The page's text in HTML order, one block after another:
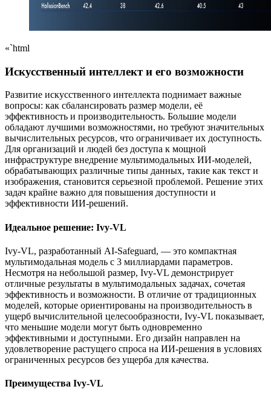
«`html
Искусственный интеллект и его возможности
Развитие искусственного интеллекта поднимает важные
вопросы: как сбалансировать размер модели, её
эффективность и производительность. Большие модели
обладают лучшими возможностями, но требуют значительных
вычислительных ресурсов, что ограничивает их доступность.
Для организаций и людей без доступа к мощной
инфраструктуре внедрение мультимодальных ИИ-моделей,
обрабатывающих различные типы данных, такие как текст и
изображения, становится серьезной проблемой. Решение этих
задач крайне важно для повышения доступности и
эффективности ИИ-решений.
Идеальное решение: Ivy-VL
Ivy-VL, разработанный AI-Safeguard, — это компактная
мультимодальная модель с 3 миллиардами параметров.
Несмотря на небольшой размер, Ivy-VL демонстрирует
отличные результаты в мультимодальных задачах, сочетая
эффективность и возможности. В отличие от традиционных
моделей, которые ориентированы на производительность в
ущерб вычислительной целесообразности, Ivy-VL показывает,
что меньшие модели могут быть одновременно
эффективными и доступными. Его дизайн направлен на
удовлетворение растущего спроса на ИИ-решения в условиях
ограниченных ресурсов без ущерба для качества.
Преимущества Ivy-VL